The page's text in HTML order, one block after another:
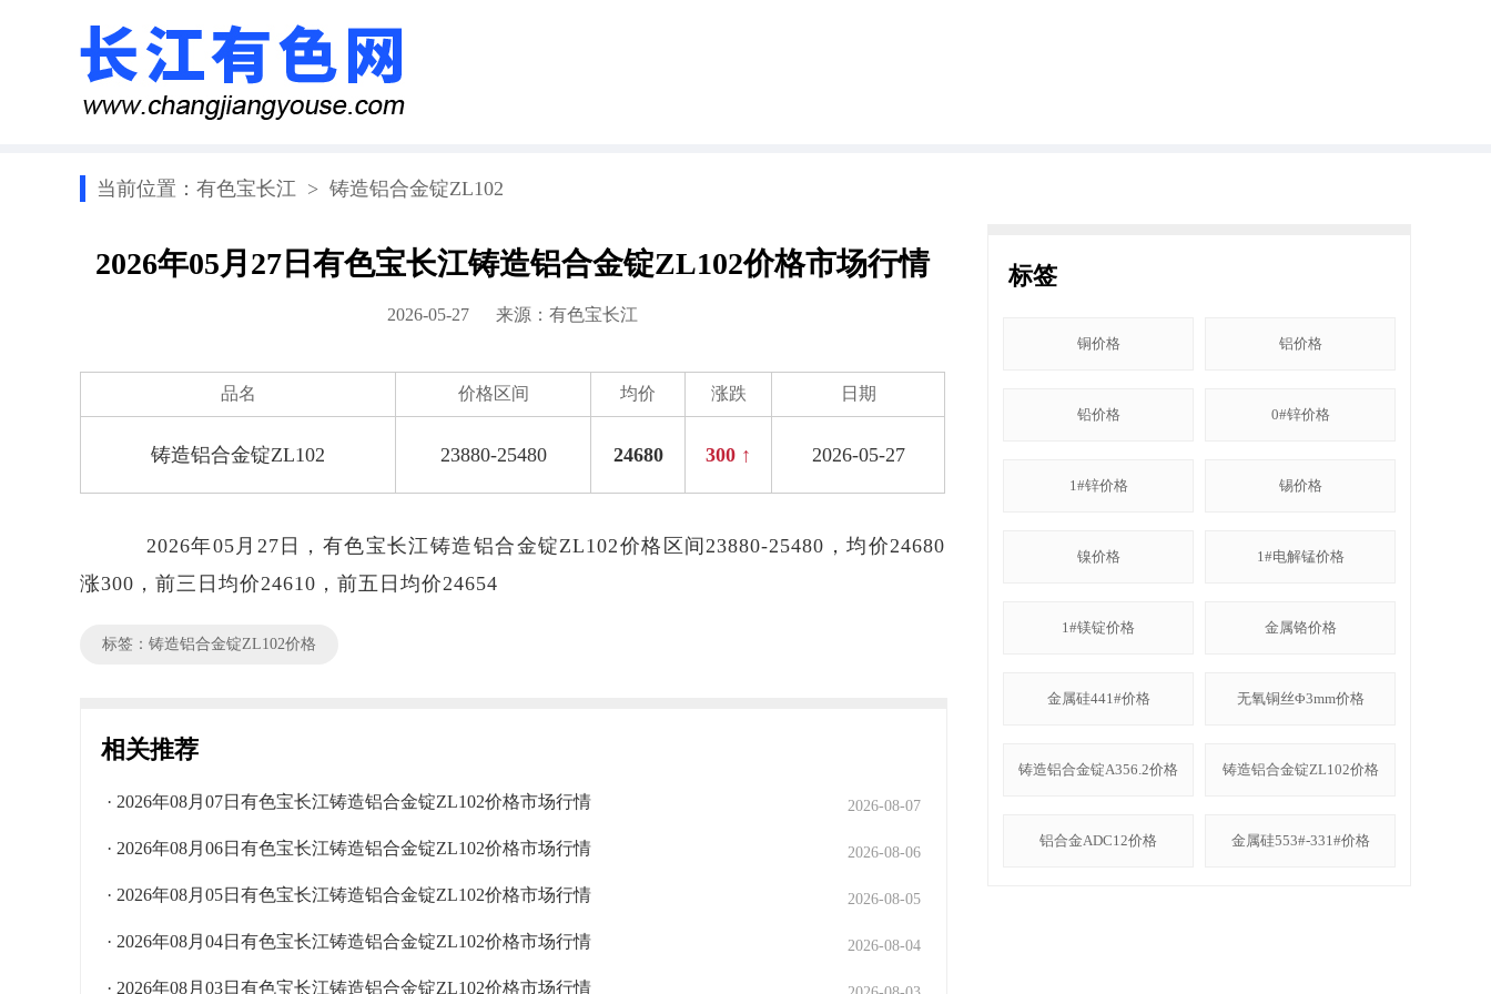
当前位置： 有色宝长江 > 铸造铝合金锭ZL102
2026年05月27日有色宝长江铸造铝合金锭ZL102价格市场行情
2026-05-27 来源： 有色宝长江
品名 价格区间 均价 涨跌 日期
铸造铝合金锭ZL102 23880-25480 24680 300 ↑ 2026-05-27
2026年05月27日，有色宝长江铸造铝合金锭ZL102价格区间23880-25480，均价24680
涨300，前三日均价24610，前五日均价24654
标签：铸造铝合金锭ZL102价格
相关推荐
· 2026年08月07日有色宝长江铸造铝合金锭ZL102价格市场行情 2026-08-07
· 2026年08月06日有色宝长江铸造铝合金锭ZL102价格市场行情 2026-08-06
· 2026年08月05日有色宝长江铸造铝合金锭ZL102价格市场行情 2026-08-05
· 2026年08月04日有色宝长江铸造铝合金锭ZL102价格市场行情 2026-08-04
· 2026年08月03日有色宝长江铸造铝合金锭ZL102价格市场行情
标签
铜价格 铝价格
铅价格 0#锌价格
1#锌价格 锡价格
镍价格 1#电解锰价格
1#镁锭价格 金属铬价格
金属硅441#价格 无氧铜丝Φ3mm价格
铸造铝合金锭A356.2价格 铸造铝合金锭ZL102价格
铝合金ADC12价格 金属硅553#-331#价格